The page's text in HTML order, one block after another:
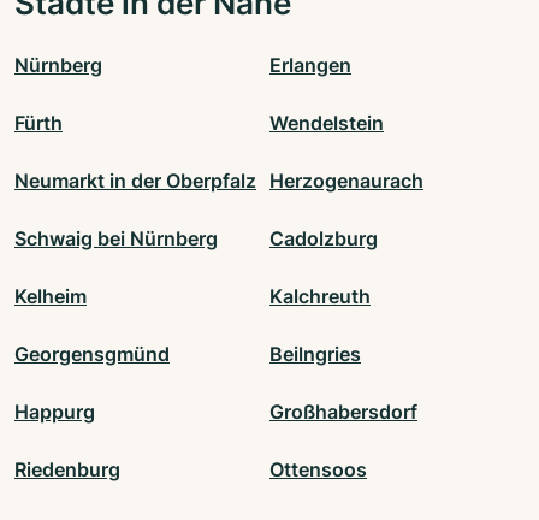
Nürnberg Erlangen
Fürth Wendelstein
Neumarkt in der Oberpfalz Herzogenaurach
Schwaig bei Nürnberg Cadolzburg
Kelheim Kalchreuth
Georgensgmünd Beilngries
Happurg Großhabersdorf
Riedenburg Ottensoos